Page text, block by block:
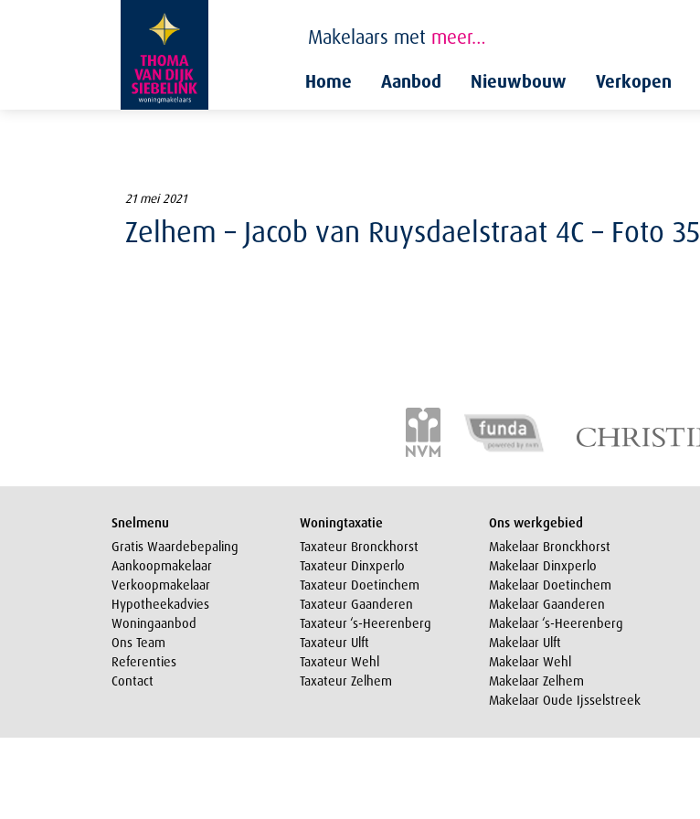
Makelaars met meer…
Home Aanbod Nieuwbouw Verkopen
21 mei 2021
Zelhem – Jacob van Ruysdaelstraat 4C – Foto 35
Snelmenu
Gratis Waardebepaling
Aankoopmakelaar
Verkoopmakelaar
Hypotheekadvies
Woningaanbod
Ons Team
Referenties
Contact
Woningtaxatie
Taxateur Bronckhorst
Taxateur Dinxperlo
Taxateur Doetinchem
Taxateur Gaanderen
Taxateur ‘s-Heerenberg
Taxateur Ulft
Taxateur Wehl
Taxateur Zelhem
Ons werkgebied
Makelaar Bronckhorst
Makelaar Dinxperlo
Makelaar Doetinchem
Makelaar Gaanderen
Makelaar ‘s-Heerenberg
Makelaar Ulft
Makelaar Wehl
Makelaar Zelhem
Makelaar Oude Ijsselstreek